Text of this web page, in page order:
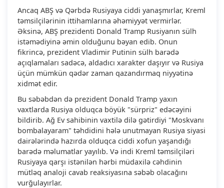
Ancaq ABŞ və Qərbdə Rusiyaya ciddi yanaşmırlar, Kreml
təmsilçilərinin ittihamlarına əhəmiyyət vermirlər.
Əksinə, ABŞ prezidenti Donald Tramp Rusiyanın sülh
istəmədiyinə əmin olduğunu bəyan edib. Onun
fikrincə, prezident Vladimir Putinin sülh barədə
açıqlamaları sadəcə, aldadıcı xarakter daşıyır və Rusiya
üçün mümkün qədər zaman qazandırmaq niyyətinə
xidmət edir.
Bu səbəbdən də prezident Donald Tramp yaxın
vaxtlarda Rusiya olduqca böyük "sürpriz" edəcəyini
bildirib. Ağ Ev sahibinin vaxtilə dilə gətirdiyi "Moskvanı
bombalayaram" təhdidini hələ unutmayan Rusiya siyasi
dairələrində hazırda olduqca ciddi xofun yaşandığı
barədə məlumatlar yayılıb. Və indi Kreml təmsilçiləri
Rusiyaya qarşı istənilən hərbi müdaxilə cəhdinin
mütləq analoji cavab reaksiyasına səbəb olacağını
vurğulayırlar.